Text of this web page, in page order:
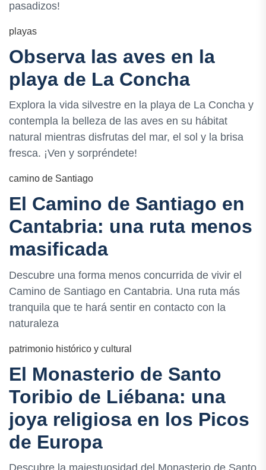
pasadizos!
playas
Observa las aves en la
playa de La Concha
Explora la vida silvestre en la playa de La Concha y
contempla la belleza de las aves en su hábitat
natural mientras disfrutas del mar, el sol y la brisa
fresca. ¡Ven y sorpréndete!
camino de Santiago
El Camino de Santiago en
Cantabria: una ruta menos
masificada
Descubre una forma menos concurrida de vivir el
Camino de Santiago en Cantabria. Una ruta más
tranquila que te hará sentir en contacto con la
naturaleza
patrimonio histórico y cultural
El Monasterio de Santo
Toribio de Liébana: una
joya religiosa en los Picos
de Europa
Descubre la majestuosidad del Monasterio de Santo